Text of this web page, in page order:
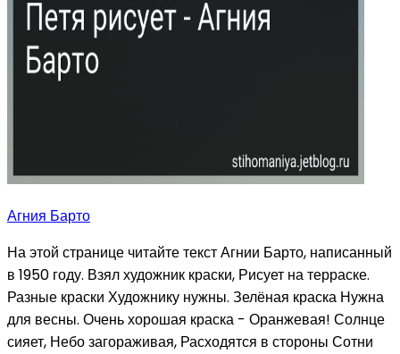
Агния Барто
На этой странице читайте текст Агнии Барто, написанный
в 1950 году. Взял художник краски, Рисует на терраске.
Разные краски Художнику нужны. Зелёная краска Нужна
для весны. Очень хорошая краска - Оранжевая! Солнце
сияет, Небо загораживая, Расходятся в стороны Сотни